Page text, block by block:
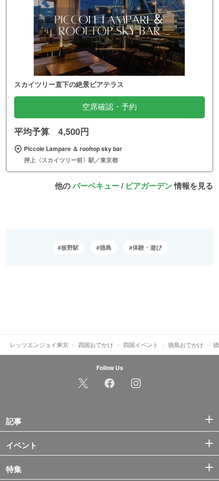
スカイツリー直下の絶景ビアテラス
空席確認・予約
平均予算 4,500円
Piccole Lampare ＆ rooftop sky bar
押上〈スカイツリー前〉駅／東京都
他のバーベキュー/ ビアガーデン情報を見る
板野駅 徳島 体験・遊び
レッツエンジョイ東京 四国おでかけ 四国イベント 徳島おでかけ
Follow Us
記事
イベント
特集